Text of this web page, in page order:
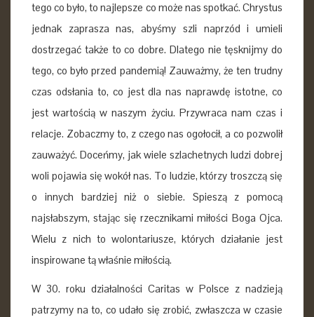
tego co było, to najlepsze co może nas spotkać. Chrystus
jednak zaprasza nas, abyśmy szli naprzód i umieli
dostrzegać także to co dobre. Dlatego nie tęsknijmy do
tego, co było przed pandemią! Zauważmy, że ten trudny
czas odsłania to, co jest dla nas naprawdę istotne, co
jest wartością w naszym życiu. Przywraca nam czas i
relacje. Zobaczmy to, z czego nas ogołocił, a co pozwolił
zauważyć. Doceńmy, jak wiele szlachetnych ludzi dobrej
woli pojawia się wokół nas. To ludzie, którzy troszczą się
o innych bardziej niż o siebie. Spieszą z pomocą
najsłabszym, stając się rzecznikami miłości Boga Ojca.
Wielu z nich to wolontariusze, których działanie jest
inspirowane tą właśnie miłością.
W 30. roku działalności Caritas w Polsce z nadzieją
patrzymy na to, co udało się zrobić, zwłaszcza w czasie